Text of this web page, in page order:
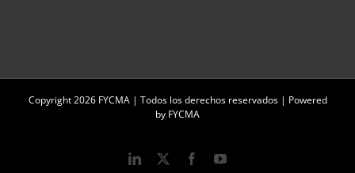
Copyright2026 FYCMA | Todos los derechos reservados | Powered
by FYCMA
LinkedIn FacebookYouTube